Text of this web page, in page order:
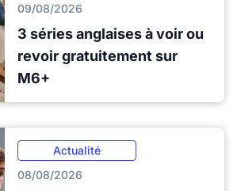
09/08/2026
3 séries anglaises à voir ou
revoir gratuitement sur
M6+
Actualité
08/08/2026